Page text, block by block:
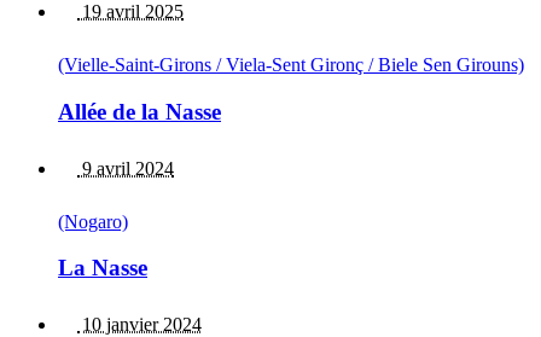
19 avril 2025
(Vielle-Saint-Girons / Viela-Sent Gironç / Biele Sen Girouns)
Allée de la Nasse
9 avril 2024
(Nogaro)
La Nasse
10 janvier 2024